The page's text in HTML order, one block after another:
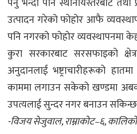
उत्पादन गरेको फोहोर आफै
पनि नगरको फोहोर व्यवस्थापनमा
कुरा सरकारबाट सरसफाइको
अनुदानलाई भष्ट्राचारीहरूको
काममा लगाउन सकेको खण्डमा
उपत्यलाई सुन्दर नगर बनाउन
-विजय सेजुवाल, राम्नाकोट–६,